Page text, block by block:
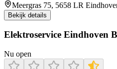
Meergras 75, 5658 LR
Bekijk details
Elektroservice Eindhoven
Nu open